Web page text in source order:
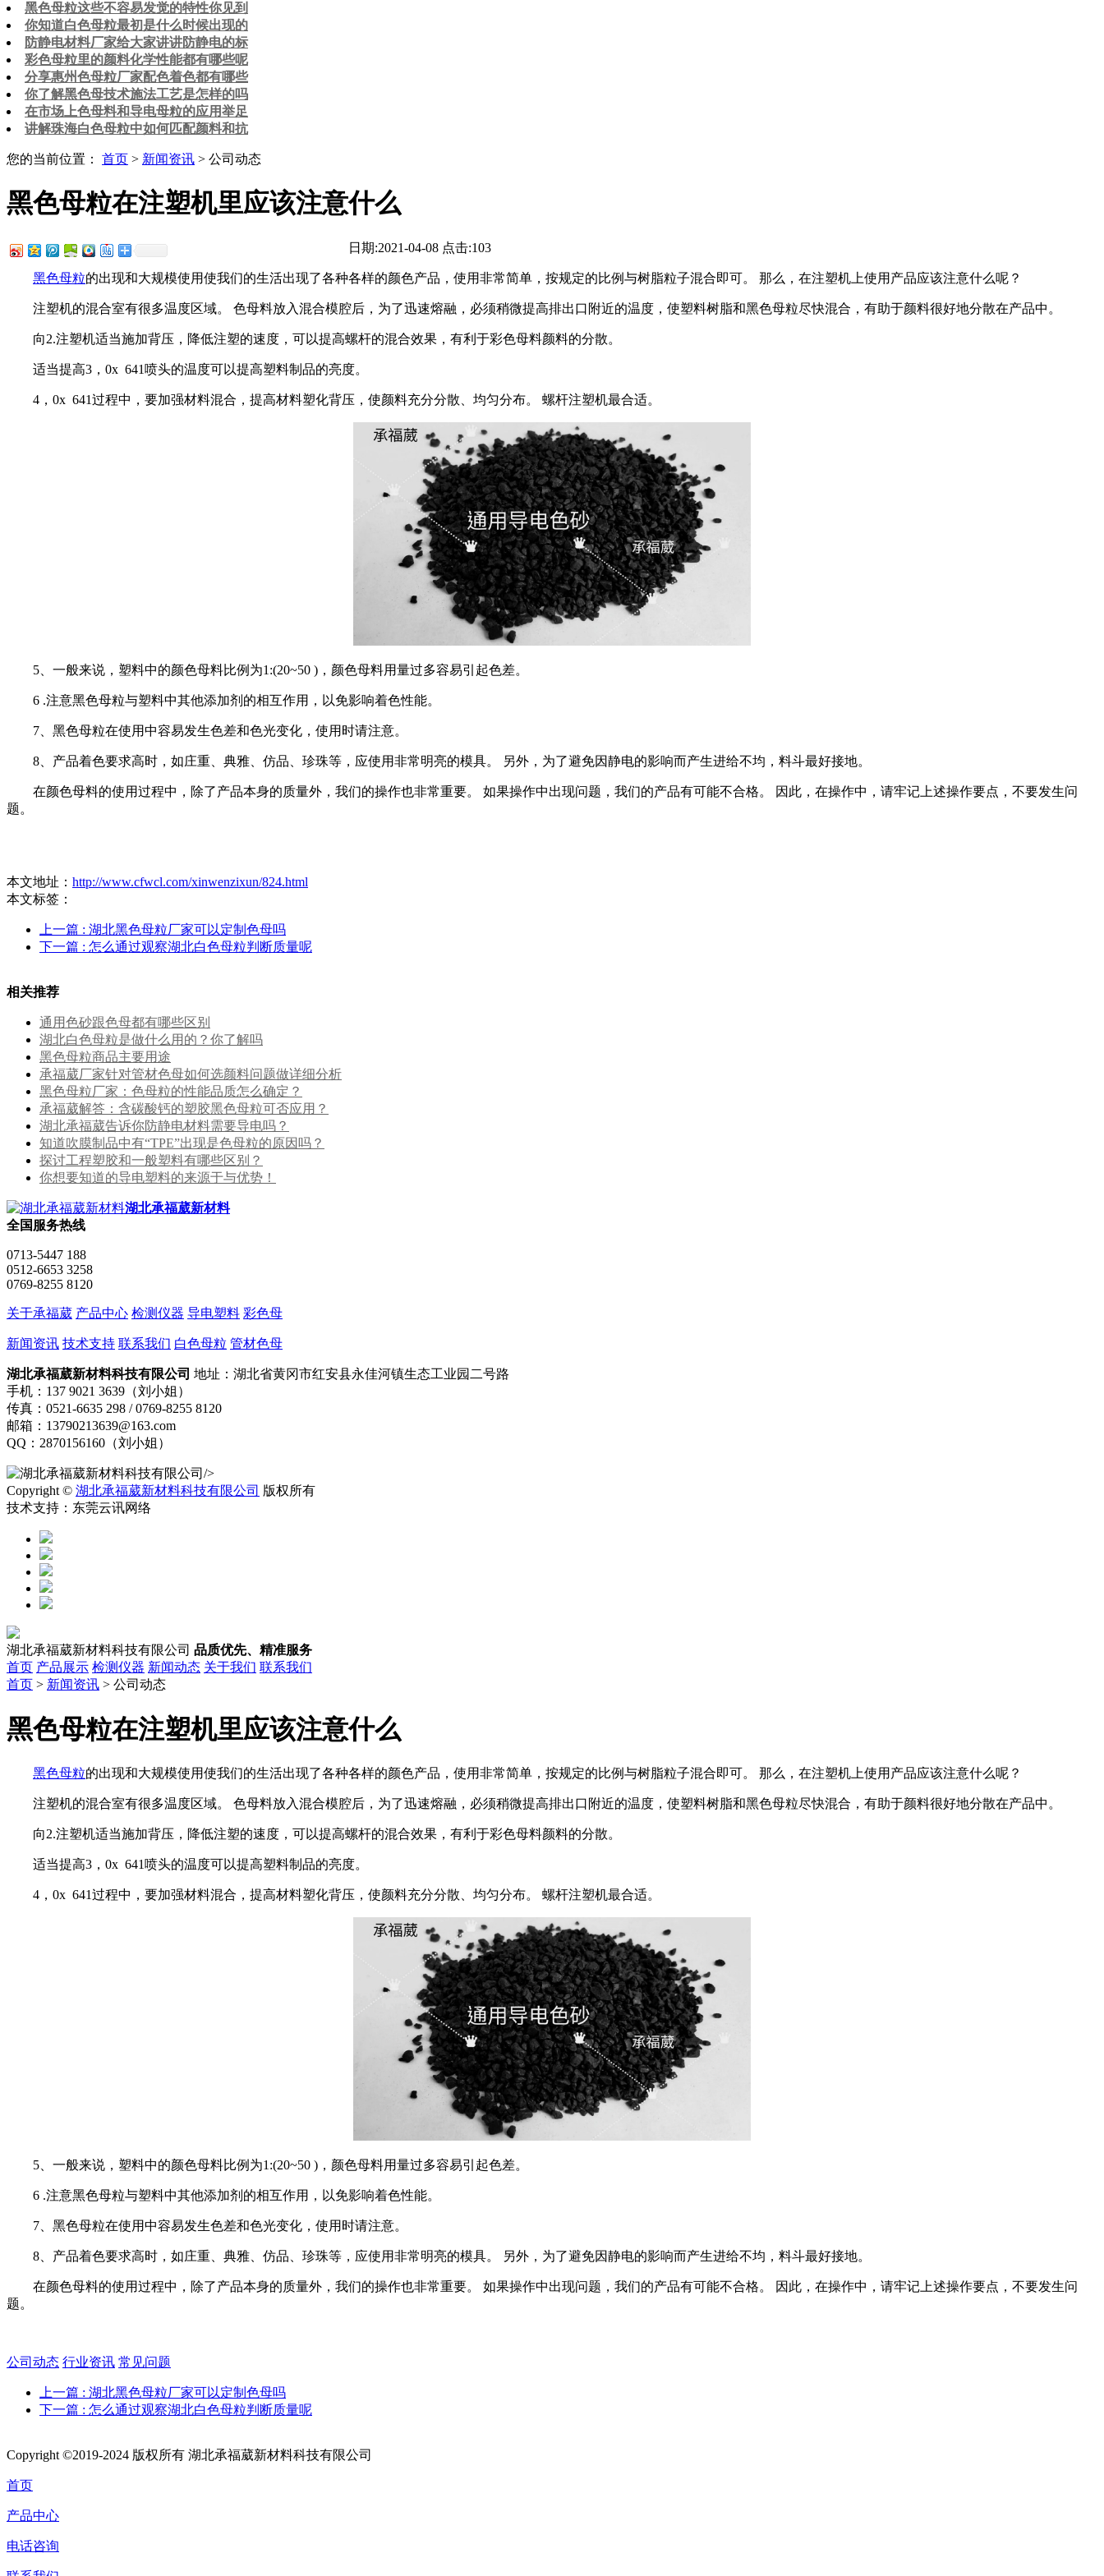
黑色母粒这些不容易发觉的特性你见到
你知道白色母粒最初是什么时候出现的
防静电材料厂家给大家讲讲防静电的标
彩色母粒里的颜料化学性能都有哪些呢
分享惠州色母粒厂家配色着色都有哪些
你了解黑色母技术施法工艺是怎样的吗
在市场上色母料和导电母粒的应用举足
讲解珠海白色母粒中如何匹配颜料和抗
您的当前位置： 首页 > 新闻资讯 > 公司动态
黑色母粒在注塑机里应该注意什么
日期:2021-04-08 点击:103
黑色母粒的出现和大规模使用使我们的生活出现了各种各样的颜色产品，使用非常简单，按规定的比例与树脂粒子混合即可。 那么，在注塑机上使用产品应该注意什么呢？
注塑机的混合室有很多温度区域。 色母料放入混合模腔后，为了迅速熔融，必须稍微提高排出口附近的温度，使塑料树脂和黑色母粒尽快混合，有助于颜料很好地分散在产品中。
向2.注塑机适当施加背压，降低注塑的速度，可以提高螺杆的混合效果，有利于彩色母料颜料的分散。
适当提高3，0x 641喷头的温度可以提高塑料制品的亮度。
4，0x 641过程中，要加强材料混合，提高材料塑化背压，使颜料充分分散、均匀分布。 螺杆注塑机最合适。
5、一般来说，塑料中的颜色母料比例为1:(20~50 )，颜色母料用量过多容易引起色差。
6 .注意黑色母粒与塑料中其他添加剂的相互作用，以免影响着色性能。
7、黑色母粒在使用中容易发生色差和色光变化，使用时请注意。
8、产品着色要求高时，如庄重、典雅、仿品、珍珠等，应使用非常明亮的模具。 另外，为了避免因静电的影响而产生进给不均，料斗最好接地。
在颜色母料的使用过程中，除了产品本身的质量外，我们的操作也非常重要。 如果操作中出现问题，我们的产品有可能不合格。 因此，在操作中，请牢记上述操作要点，不要发生问
题。
本文地址： http://www.cfwcl.com/xinwenzixun/824.html
本文标签：
上一篇 : 湖北黑色母粒厂家可以定制色母吗
下一篇 : 怎么通过观察湖北白色母粒判断质量呢
相关推荐
通用色砂跟色母都有哪些区别
湖北白色母粒是做什么用的？你了解吗
黑色母粒商品主要用途
承福葳厂家针对管材色母如何选颜料问题做详细分析
黑色母粒厂家：色母粒的性能品质怎么确定？
承福葳解答：含碳酸钙的塑胶黑色母粒可否应用？
湖北承福葳告诉你防静电材料需要导电吗？
知道吹膜制品中有“TPE”出现是色母粒的原因吗？
探讨工程塑胶和一般塑料有哪些区别？
你想要知道的导电塑料的来源于与优势！
湖北承福葳新材料
全国服务热线
0713-5447 188
0512-6653 3258
0769-8255 8120
关于承福葳 产品中心 检测仪器 导电塑料 彩色母
新闻资讯 技术支持 联系我们 白色母粒 管材色母
湖北承福葳新材料科技有限公司 地址：湖北省黄冈市红安县永佳河镇生态工业园二号路
手机：137 9021 3639（刘小姐）
传真：0521-6635 298 / 0769-8255 8120
邮箱：13790213639@163.com
QQ：2870156160（刘小姐）
/>
Copyright © 湖北承福葳新材料科技有限公司 版权所有
技术支持：东莞云讯网络
湖北承福葳新材料科技有限公司 品质优先、精准服务
首页 产品展示 检测仪器 新闻动态 关于我们 联系我们
首页 > 新闻资讯 > 公司动态
黑色母粒在注塑机里应该注意什么
黑色母粒的出现和大规模使用使我们的生活出现了各种各样的颜色产品，使用非常简单，按规定的比例与树脂粒子混合即可。 那么，在注塑机上使用产品应该注意什么呢？
注塑机的混合室有很多温度区域。 色母料放入混合模腔后，为了迅速熔融，必须稍微提高排出口附近的温度，使塑料树脂和黑色母粒尽快混合，有助于颜料很好地分散在产品中。
向2.注塑机适当施加背压，降低注塑的速度，可以提高螺杆的混合效果，有利于彩色母料颜料的分散。
适当提高3，0x 641喷头的温度可以提高塑料制品的亮度。
4，0x 641过程中，要加强材料混合，提高材料塑化背压，使颜料充分分散、均匀分布。 螺杆注塑机最合适。
5、一般来说，塑料中的颜色母料比例为1:(20~50 )，颜色母料用量过多容易引起色差。
6 .注意黑色母粒与塑料中其他添加剂的相互作用，以免影响着色性能。
7、黑色母粒在使用中容易发生色差和色光变化，使用时请注意。
8、产品着色要求高时，如庄重、典雅、仿品、珍珠等，应使用非常明亮的模具。 另外，为了避免因静电的影响而产生进给不均，料斗最好接地。
在颜色母料的使用过程中，除了产品本身的质量外，我们的操作也非常重要。 如果操作中出现问题，我们的产品有可能不合格。 因此，在操作中，请牢记上述操作要点，不要发生问
题。
公司动态 行业资讯 常见问题
上一篇 : 湖北黑色母粒厂家可以定制色母吗
下一篇 : 怎么通过观察湖北白色母粒判断质量呢
Copyright ©2019-2024 版权所有 湖北承福葳新材料科技有限公司
首页
产品中心
电话咨询